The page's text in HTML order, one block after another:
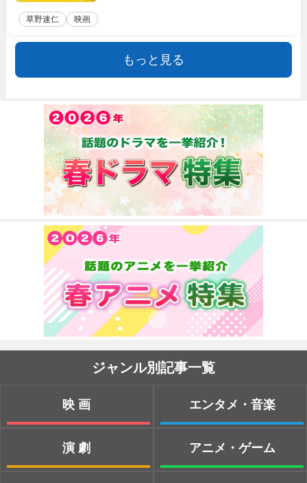
草野速仁 映画
もっと見る
ジャンル別記事一覧
映画
演劇
エンタメ・音楽
アニメ・ゲーム